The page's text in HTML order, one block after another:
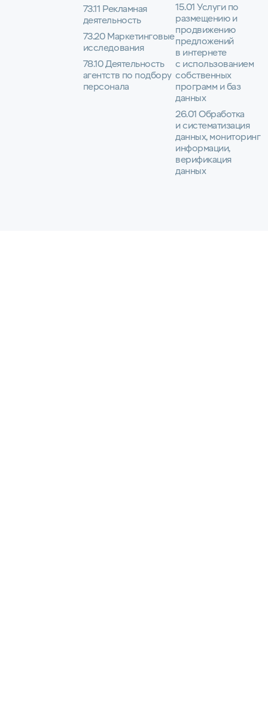
73.11 Рекламная
деятельность
73.20 Маркетинговые
исследования
78.10 Деятельность
агентств по подбору
персонала
15.01 Услуги по
размещению и
продвижению
предложений
в интернете
с использованием
собственных
программ и баз
данных
26.01 Обработка
и систематизация
данных, мониторинг
информации,
верификация
данных